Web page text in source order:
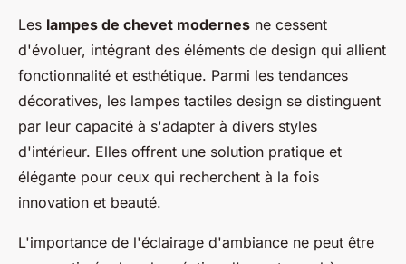
Les lampes de chevet modernes ne cessent
d'évoluer, intégrant des éléments de design qui allient
fonctionnalité et esthétique. Parmi les tendances
décoratives, les lampes tactiles design se distinguent
par leur capacité à s'adapter à divers styles
d'intérieur. Elles offrent une solution pratique et
élégante pour ceux qui recherchent à la fois
innovation et beauté.
L'importance de l'éclairage d'ambiance ne peut être